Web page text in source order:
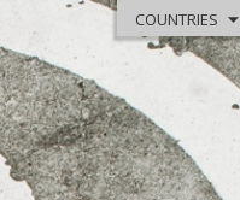
COUNTRIES